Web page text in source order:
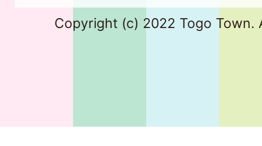
Copyright (c) 2022 Togo Town.